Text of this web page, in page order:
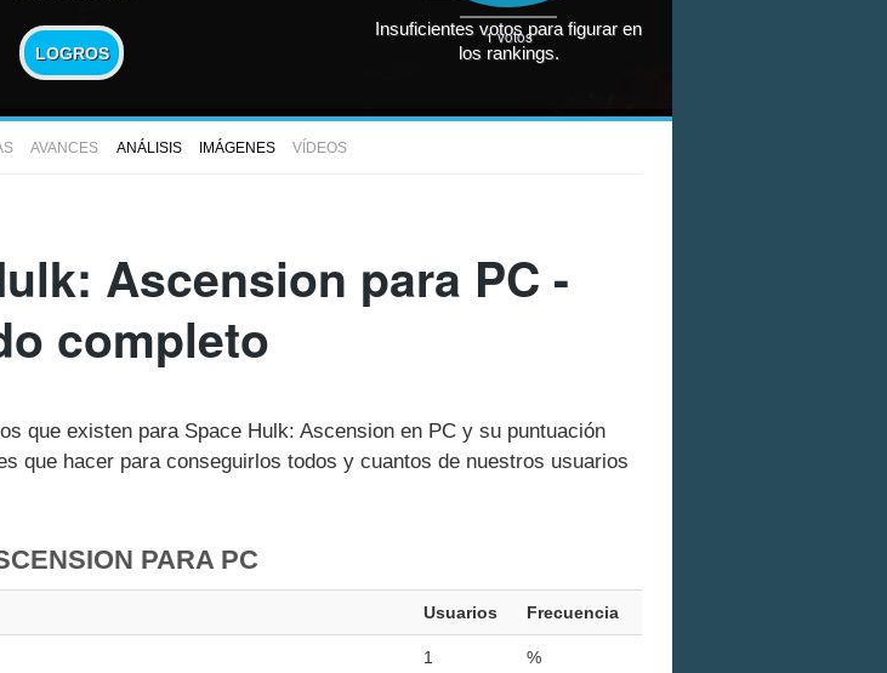
LOGROS
1votos
Insuficientes votos para figurar en
los rankings.
AVANCES ANÁLISIS IMÁGENES VÍDEOS
Ascension para PC -
completo
que existen para Space Hulk: Ascension en PC y su puntuación
que hacer para conseguirlos todos y cuantos de nuestros usuarios
PARA PC
Usuarios Frecuencia
1 %